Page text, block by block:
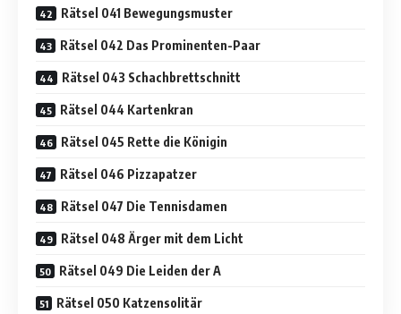
Rätsel 041 Bewegungsmuster
Rätsel 042 Das Prominenten-Paar
Rätsel 043 Schachbrettschnitt
Rätsel 044 Kartenkran
Rätsel 045 Rette die Königin
Rätsel 046 Pizzapatzer
Rätsel 047 Die Tennisdamen
Rätsel 048 Ärger mit dem Licht
Rätsel 049 Die Leiden der A
Rätsel 050 Katzensolitär